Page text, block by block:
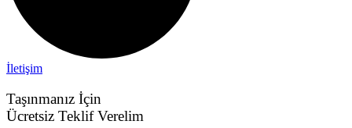
İletişim
Taşınmanız İçin
Ücretsiz Teklif Verelim